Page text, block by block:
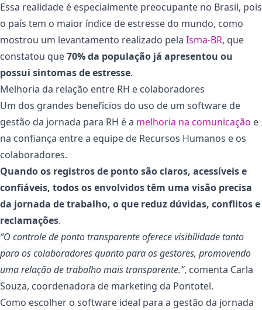
Essa realidade é especialmente preocupante no Brasil, pois
o país tem o maior índice de estresse do mundo, como
mostrou um levantamento realizado pela Isma-BR, que
constatou que70% da população já apresentou ou
possui sintomas de estresse.
Melhoria da relação entre RH e colaboradores
Um dos grandes benefícios do uso de um software de
gestão da jornada para RH é a melhoria na comunicação e
na confiança entre a equipe de Recursos Humanos e os
colaboradores.
Quando os registros de ponto são claros, acessíveis e
confiáveis, todos os envolvidos têm uma visão precisa
da jornada de trabalho, o que reduz dúvidas, conflitos e
reclamações.
“O controle de ponto transparente oferece visibilidade tanto
para os colaboradores quanto para os gestores, promovendo
uma relação de trabalho mais transparente.”, comenta Carla
Souza, coordenadora de marketing da Pontotel.
Como escolher o software ideal para a gestão da jornada